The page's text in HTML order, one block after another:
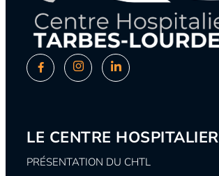
LE CENTRE HOSPITALIER
PRÉSENTATION DU CHTL